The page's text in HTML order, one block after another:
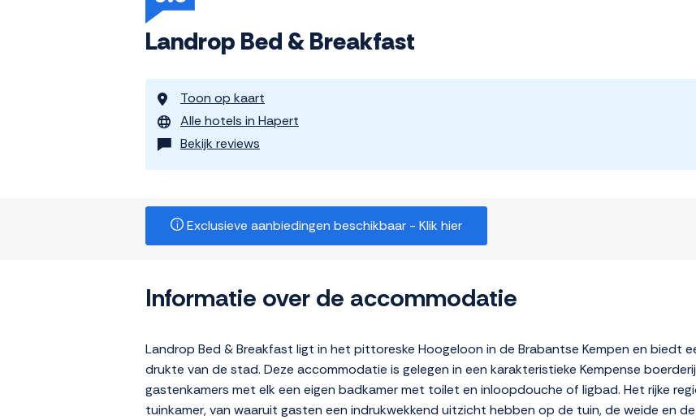
Landrop Bed & Breakfast
Toon op kaart
Alle hotels in Hapert
Bekijk reviews
Exclusieve aanbiedingen beschikbaar - Klik hier
Informatie over de accommodatie
Landrop Bed & Breakfast ligt in het pittoreske Hoogeloon in de Brabantse Kempen en biedt
drukte van de stad. Deze accommodatie is gelegen in een karakteristieke Kempense
gastenkamers met elk een eigen badkamer met toilet en inloopdouche of ligbad. Het rijke
tuinkamer, van waaruit gasten een indrukwekkend uitzicht hebben op de tuin, de weide en